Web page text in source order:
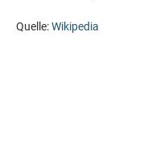
Quelle:Wikipedia